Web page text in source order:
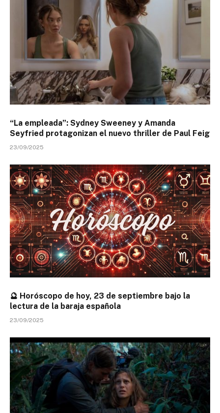
“La empleada”: Sydney Sweeney y Amanda
Seyfried protagonizan el nuevo thriller de Paul Feig
23/09/2025
🔮 Horóscopo de hoy, 23 de septiembre bajo la
lectura de la baraja española
23/09/2025